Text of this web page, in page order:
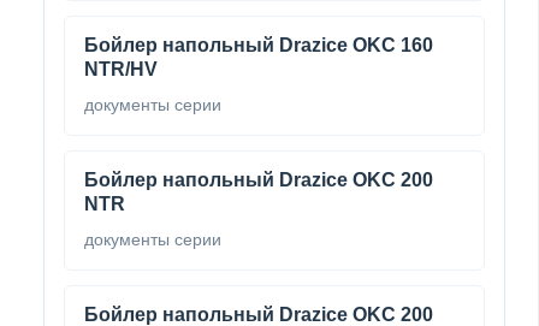
Бойлер напольный Drazice OKC 160
NTR/HV
документы серии
Бойлер напольный Drazice OKC 200
NTR
документы серии
Бойлер напольный Drazice OKC 200